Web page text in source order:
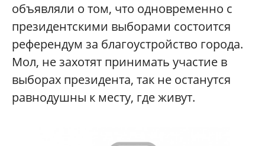
объявляли о том, что одновременно с
президентскими выборами состоится
референдум за благоустройство города.
Мол, не захотят принимать участие в
выборах президента, так не останутся
равнодушны к месту, где живут.